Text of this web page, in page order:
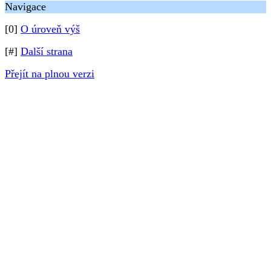
Navigace
[0] O úroveň výš
[#] Další strana
Přejít na plnou verzi